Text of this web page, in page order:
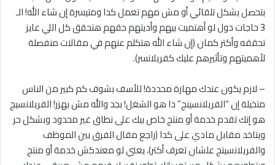
بتحصل بشكل تلقائي أو مش مهم تعمل كدا ومتيسرة إن شاء الله! الـ
3 حاجات دول لو أهتميت بيهم وأديتهم حقهم هتحقق كل اللي عايز
تحققه وأكتر كمان (إن شاء الله هتكلم عنهم في مقالات منفصلة
لأهميتهم وتأثيرهم عليك كفريلانسر).
– لازم يكون عندك مهارة محددة! للأسف بشوف كم كبير من الناس
متخيلة إن “الفريلانسينج” دا هو الشغل! بجد والله مش بهزر! الفريلانسيج
هو إنك تقدم خدمة أو منتج خاص بيك على نطاق غير محدود وبشكل حر
وبتاخد مقابل مادي على كدا (راجع مقال الفرق بين الموظف
والفريلانسينج علشان تعرف أكتر)، يعني لو معندكش خدمة أو منتج